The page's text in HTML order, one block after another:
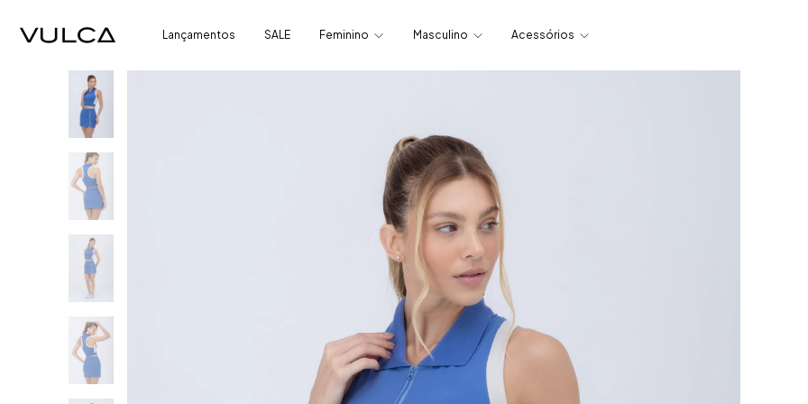
Lançamentos SALE Feminino Masculino Acessórios